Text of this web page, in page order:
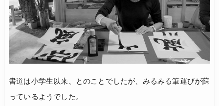
書道は小学生以来、とのことでしたが、みるみる筆運びが蘇
っているようでした。